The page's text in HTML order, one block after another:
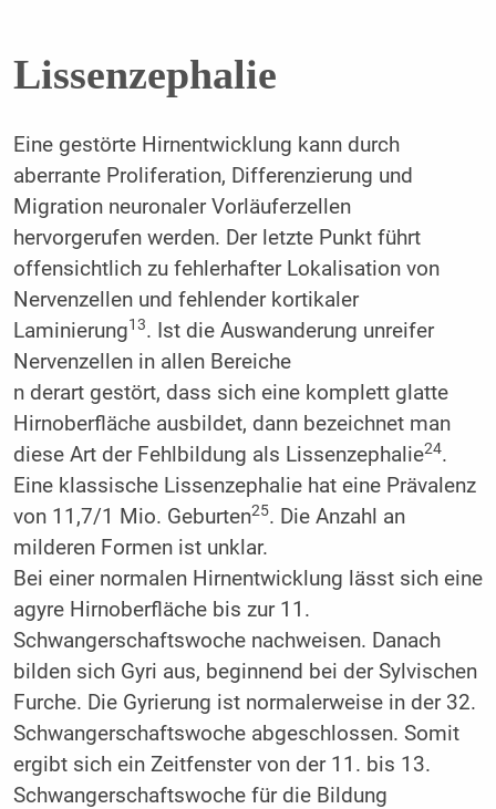
Lissenzephalie
Eine gestörte Hirnentwicklung kann durch
aberrante Proliferation, Differenzierung und
Migration neuronaler Vorläuferzellen
hervorgerufen werden. Der letzte Punkt führt
offensichtlich zu fehlerhafter Lokalisation von
Nervenzellen und fehlender kortikaler
Laminierung13. Ist die Auswanderung unreifer
Nervenzellen in allen Bereiche
n derart gestört, dass sich eine komplett glatte
Hirn­oberfläche ausbildet, dann bezeichnet man
diese Art der Fehlbildung als Lissenzephalie24.
Eine klassische Lissenzephalie hat eine Prävalenz
von 11,7/1 Mio. Geburten25. Die Anzahl an
milderen Formen ist unklar.
Bei einer normalen Hirnentwicklung lässt sich eine
agyre Hirnoberfläche bis zur 11.
Schwangerschaftswoche nachweisen. Danach
bilden sich Gyri aus, beginnend bei der Sylvischen
Furche. Die Gyrierung ist normalerweise in der 32.
Schwangerschaftswoche abgeschlossen. Somit
ergibt sich ein Zeitfenster von der 11. bis 13.
Schwangerschaftswoche für die Bildung